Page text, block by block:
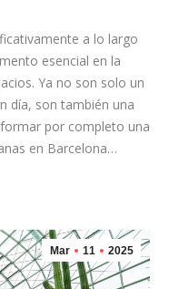
a lo largo
esencial en la
Ya no son solo un
día, son también una
por completo una
en Barcelona…
Mar 11 2025